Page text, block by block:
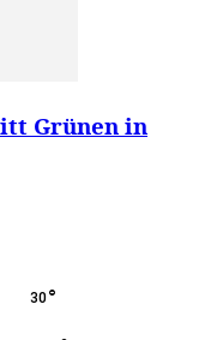
Grünen in
30°